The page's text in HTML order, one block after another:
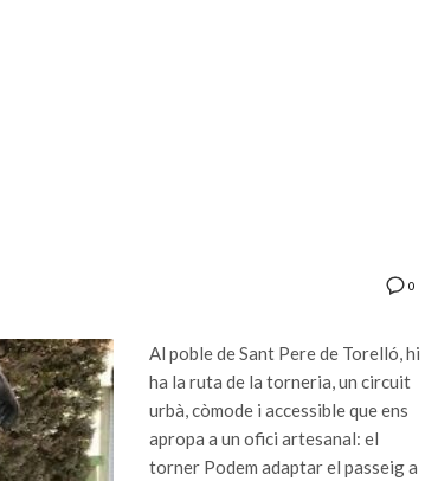
0
Al poble de Sant Pere de Torelló, hi
ha la ruta de la torneria, un circuit
urbà, còmode i accessible que ens
apropa a un ofici artesanal: el
torner Podem adaptar el passeig a